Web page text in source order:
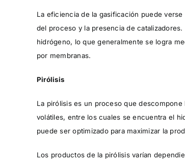
La eficiencia de la gasificación puede
del proceso y la presencia de
hidrógeno, lo que generalmente se logra
por membranas.
Pirólisis
La pirólisis es un proceso que
volátiles, entre los cuales se encuentra el
puede ser optimizado para maximizar la
Los productos de la pirólisis varían